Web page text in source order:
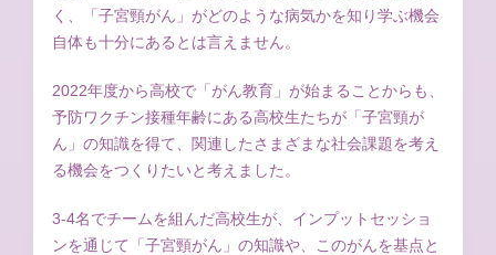
く、「子宮頸がん」がどのような病気かを知り学ぶ機会
自体も十分にあるとは言えません。
2022年度から高校で「がん教育」が始まることからも、
予防ワクチン接種年齢にある高校生たちが「子宮頸が
ん」の知識を得て、関連したさまざまな社会課題を考え
る機会をつくりたいと考えました。
3-4名でチームを組んだ高校生が、インプットセッショ
ンを通じて「子宮頸がん」の知識や、このがんを基点と